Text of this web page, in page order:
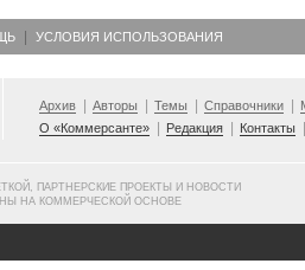
УСЛОВИЯ ИСПОЛЬЗОВАНИЯ
Архив Авторы Темы Справочники
О «Коммерсанте»
Редакция Контакты
ПАРТНЕРСКИЕ ПРОЕКТЫ И НОВОСТИ
НА КОММЕРЧЕСКОЙ ОСНОВЕ